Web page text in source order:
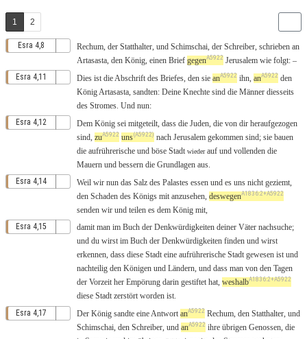
1 2
Esra 4,8 Rechum, der Statthalter, und Schimschai, der Schreiber, schriebenan
Artasasta, den König, einen Brief gegenA5922 Jerusalem wie folgt: –
Esra 4,11
Diesist die Abschriftdes Briefes, densie anA5922 ihn, anA5922 den
König Artasasta, sandten: Deine Knechtesind die Männer diesseits
des Stromes. Und nun:
Esra 4,12
Dem König sei mitgeteilt, dassdie Juden, die von dir heraufgezogen
sind, zuA5922 uns(A5922) nach Jerusalem gekommensind; sie bauen
die aufrührerischeund böse Stadt wiederauf und vollendendie
Mauernund besserndie Grundlagen aus.
Esra 4,14
Weilwir nundas Salzdes Palastes essenund es uns nicht geziemt,
den Schadendes Königsmit anzusehen, deswegenA1836:2+A5922
sendenwir und teilenes dem König mit,
Esra 4,15
damitman im Buchder Denkwürdigkeitendeiner Väter nachsuche;
und du wirst im Buchder Denkwürdigkeiten findenund wirst
erkennen, dass diese Stadteine aufrührerische Stadtgewesen ist und
nachteiligden Königenund Ländern, und dass man vonden Tagen
der Vorzeither Empörung darin gestiftethat, weshalbA1836:2+A5922
diese Stadt zerstörtworden ist.
Esra 4,17
Der König sandteeineAntwort anA5922 Rechum, den Statthalter, und
Schimschai, den Schreiber, und anA5922 ihre übrigen Genossen, die